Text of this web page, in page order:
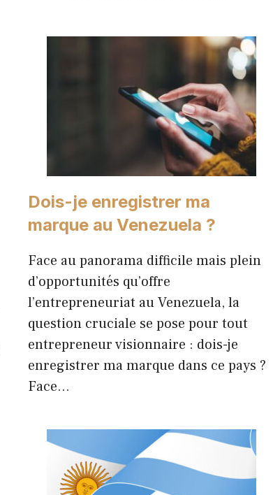
Dois-je enregistrer ma
marque au Venezuela ?
Face au panorama difficile mais plein
d’opportunités qu’offre
l’entrepreneuriat au Venezuela, la
question cruciale se pose pour tout
entrepreneur visionnaire : dois-je
enregistrer ma marque dans ce pays ?
Face…